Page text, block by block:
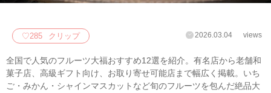
♡285 クリップ 2026.03.04 views
全国で人気のフルーツ大福おすすめ12選を紹介。有名店から老舗和
菓子店、高級ギフト向け、お取り寄せ可能店まで幅広く掲載。いち
ご・みかん・シャインマスカットなど旬のフルーツを包んだ絶品大